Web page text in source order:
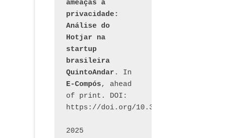
ameaças à
privacidade:
Análise do
Hotjar na
startup
brasileira
QuintoAndar
E-Compós, ahead
of print. DOI:
https://doi.org/10.30962/ecomps.3231
2025